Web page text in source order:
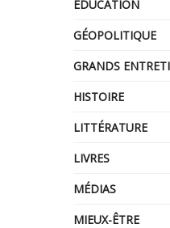
EDUCATION
GÉOPOLITIQUE
GRANDS
HISTOIRE
LITTÉRATURE
LIVRES
MÉDIAS
MIEUX-ÊTRE